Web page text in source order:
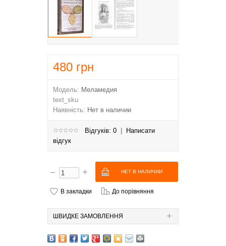
480 грн
Модель: Меламедия
text_sku
Наявність: Нет в наличии
Відгуків: 0
Написати
відгук
В закладки До порівняння
ШВИДКЕ ЗАМОВЛЕННЯ